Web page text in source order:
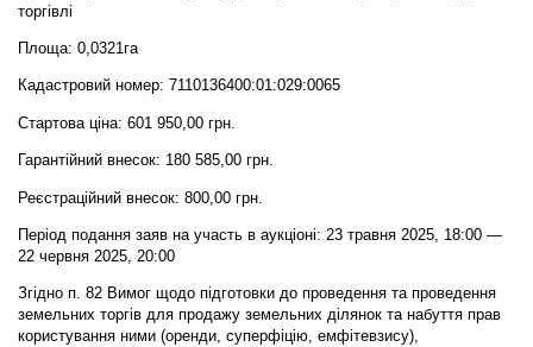
торгівлі
Площа: 0,0321га
Кадастровий номер: 7110136400:01:029:0065
Стартова ціна: 601 950,00 грн.
Гарантійний внесок: 180 585,00 грн.
Реєстраційний внесок: 800,00 грн.
Період подання заяв на участь в аукціоні: 23 травня 2025, 18:00 —
22 червня 2025, 20:00
Згідно п. 82 Вимог щодо підготовки до проведення та проведення
земельних торгів для продажу земельних ділянок та набуття прав
користування ними (оренди, суперфіцію, емфітевзису),